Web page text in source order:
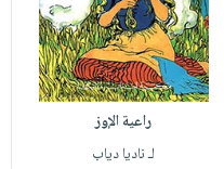
راعية الإوز
لـ ناديا دياب